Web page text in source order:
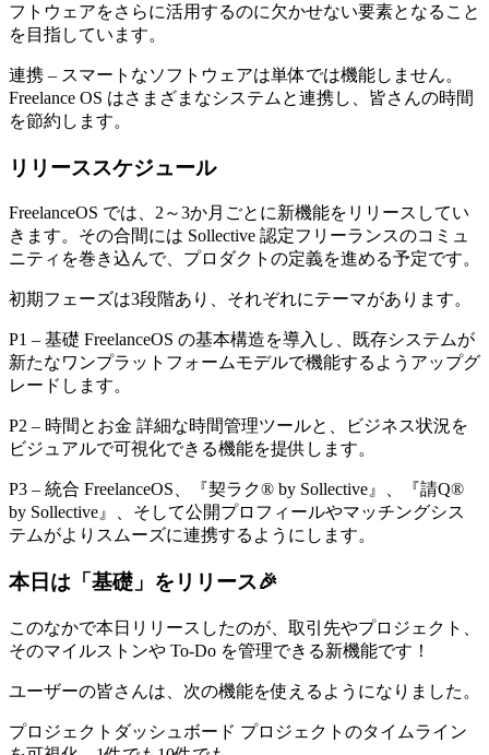
フトウェアをさらに活用するのに欠かせない要素となること
を目指しています。
連携 – スマートなソフトウェアは単体では機能しません。
Freelance OS はさまざまなシステムと連携し、皆さんの時間
を節約します。
リリーススケジュール
FreelanceOS では、2～3か月ごとに新機能をリリースしてい
きます。その合間には Sollective 認定フリーランスのコミュ
ニティを巻き込んで、プロダクトの定義を進める予定です。
初期フェーズは3段階あり、それぞれにテーマがあります。
P1 – 基礎 FreelanceOS の基本構造を導入し、既存システムが
新たなワンプラットフォームモデルで機能するようアップグ
レードします。
P2 – 時間とお金 詳細な時間管理ツールと、ビジネス状況を
ビジュアルで可視化できる機能を提供します。
P3 – 統合 FreelanceOS、『契ラク® by Sollective』、『請Q®︎
by Sollective』、そして公開プロフィールやマッチングシス
テムがよりスムーズに連携するようにします。
本日は「基礎」をリリース🎉
このなかで本日リリースしたのが、取引先やプロジェクト、
そのマイルストンや To-Do を管理できる新機能です！
ユーザーの皆さんは、次の機能を使えるようになりました。
プロジェクトダッシュボード プロジェクトのタイムライン